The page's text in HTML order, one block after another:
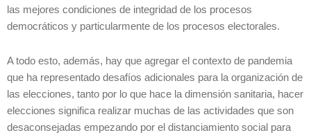
las mejores condiciones de integridad de los procesos
democráticos y particularmente de los procesos electorales.
A todo esto, además, hay que agregar el contexto de pandemia
que ha representado desafíos adicionales para la organización de
las elecciones, tanto por lo que hace la dimensión sanitaria, hacer
elecciones significa realizar muchas de las actividades que son
desaconsejadas empezando por el distanciamiento social para